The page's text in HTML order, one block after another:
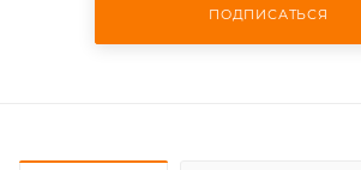
ПОДПИСАТЬСЯ